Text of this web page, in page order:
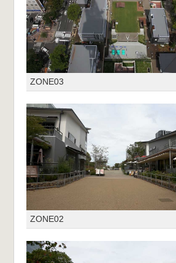
ZONE03
ZONE02